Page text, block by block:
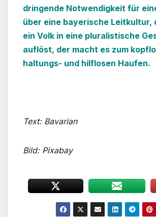
dringende Notwendigkeit für
über eine bayerische Leitkultur,
ein Volk in eine pluralistische
auflöst, der macht es zum
haltungs- und hilflosen Haufen.
Text: Bavarian
Bild: Pixabay